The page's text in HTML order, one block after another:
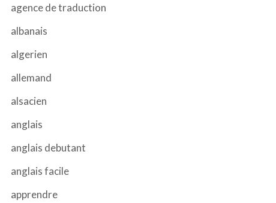
agence de traduction
albanais
algerien
allemand
alsacien
anglais
anglais debutant
anglais facile
apprendre